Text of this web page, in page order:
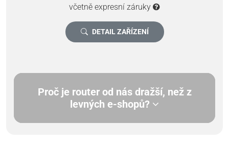
včetně expresní záruky
DETAIL ZAŘÍZENÍ
Proč je router od nás dražší, než z
levných e-shopů?